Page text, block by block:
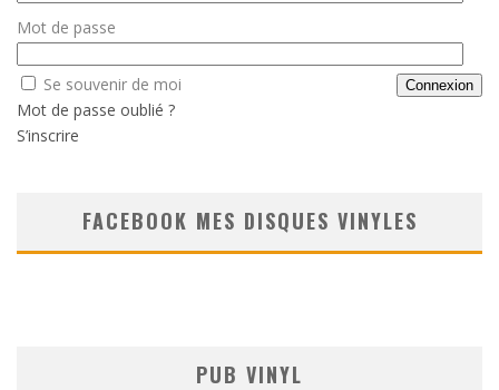
Mot de passe
Se souvenir de moi
Mot de passe oublié ?
S’inscrire
FACEBOOK MES DISQUES VINYLES
PUB VINYL